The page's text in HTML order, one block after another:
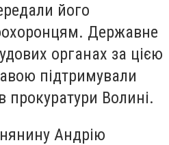
його
Державне
органах за цією
підтримували
прокуратури Волині.
Андрію